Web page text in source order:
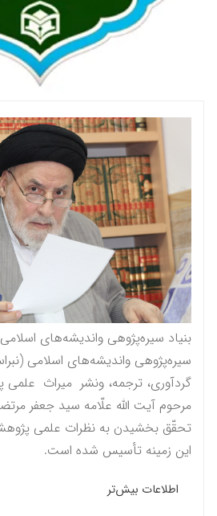
بنیاد سیره‌پژوهی واندیشه‌های
سیره‌پژوهی واندیشه‌های اسلامی
گردآوری، ترجمه، ونشر میراث علمی
مرحوم آيت الله علّامه سيد جعفر
تحقّق بخشيدن به نظرات علمى
این زمینه تأسیس شده است.
اطلاعات بیش‌تر